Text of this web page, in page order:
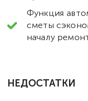
Функция
сметы
началу
НЕДОСТАТКИ